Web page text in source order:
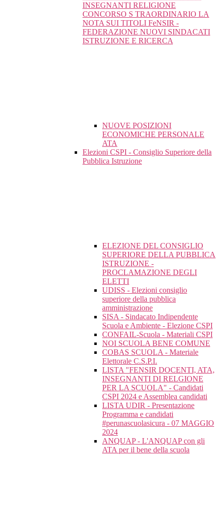
INSEGNANTI RELIGIONE
CONCORSO S TRAORDINARIO LA
NOTA SUI TITOLI FeNSIR -
FEDERAZIONE NUOVI SINDACATI
ISTRUZIONE E RICERCA
NUOVE POSIZIONI
ECONOMICHE PERSONALE
ATA
Elezioni CSPI - Consiglio Superiore della
Pubblica Istruzione
ELEZIONE DEL CONSIGLIO
SUPERIORE DELLA PUBBLICA
ISTRUZIONE -
PROCLAMAZIONE DEGLI
ELETTI
UDISS - Elezioni consiglio
superiore della pubblica
amministrazione
SISA - Sindacato Indipendente
Scuola e Ambiente - Elezione CSPI
CONFAIL-Scuola - Materiali CSPI
NOI SCUOLA BENE COMUNE
COBAS SCUOLA - Materiale
Elettorale C.S.P.I.
LISTA "FENSIR DOCENTI, ATA,
INSEGNANTI DI RELGIONE
PER LA SCUOLA" - Candidati
CSPI 2024 e Assemblea candidati
LISTA UDIR - Presentazione
Programma e candidati
#perunascuolasicura - 07 MAGGIO
2024
ANQUAP - L'ANQUAP con gli
ATA per il bene della scuola